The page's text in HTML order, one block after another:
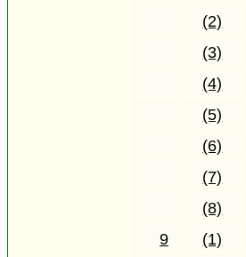
(2)
(3)
(4)
(5)
(6)
(7)
(8)
9
(1)